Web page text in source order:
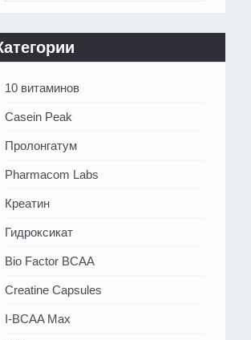
10 витаминов
Casein Peak
Пролонгатум
Pharmacom Labs
Креатин
Гидроксикат
Bio Factor BCAA
Creatine Capsules
I-BCAA Max